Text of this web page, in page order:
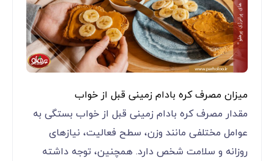
میزان مصرف کره بادام زمینی قبل از خواب
مقدار مصرف کره بادام زمینی قبل از خواب بستگی به
عوامل مختلفی مانند وزن، سطح فعالیت، نیازهای
روزانه و سلامت شخص دارد. همچنین، توجه داشته